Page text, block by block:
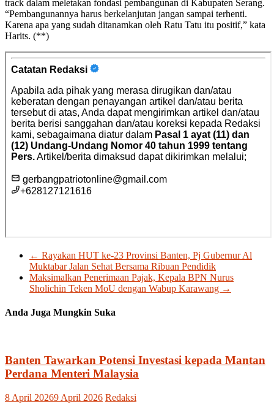
track dalam meletakan fondasi pembangunan di Kabupaten Serang.
“Pembangunannya harus berkelanjutan jangan sampai terhenti.
Karena apa yang sudah ditanamkan oleh Ratu Tatu itu positif,” kata
Harits. (**)
← Rayakan HUT ke-23 Provinsi Banten, Pj Gubernur Al
Muktabar Jalan Sehat Bersama Ribuan Pendidik
Maksimalkan Penerimaan Pajak, Kepala BPN Nurus
Sholichin Teken MoU dengan Wabup Karawang →
Anda Juga Mungkin Suka
Banten Tawarkan Potensi Investasi kepada Mantan
Perdana Menteri Malaysia
8 April 20269 April 2026 Redaksi